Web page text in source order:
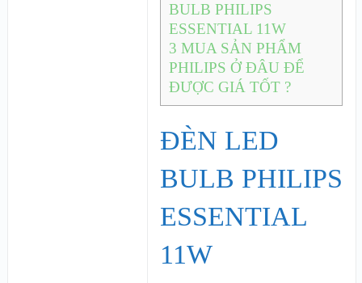
BULB PHILIPS
ESSENTIAL 11W
3 MUA SẢN PHẨM
PHILIPS Ở ĐÂU ĐỂ
ĐƯỢC GIÁ TỐT ?
ĐÈN LED
BULB PHILIPS
ESSENTIAL
11W